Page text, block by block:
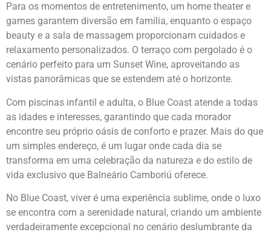
Para os momentos de entretenimento, um home theater e
games garantem diversão em família, enquanto o espaço
beauty e a sala de massagem proporcionam cuidados e
relaxamento personalizados. O terraço com pergolado é o
cenário perfeito para um Sunset Wine, aproveitando as
vistas panorâmicas que se estendem até o horizonte.
Com piscinas infantil e adulta, o Blue Coast atende a todas
as idades e interesses, garantindo que cada morador
encontre seu próprio oásis de conforto e prazer. Mais do que
um simples endereço, é um lugar onde cada dia se
transforma em uma celebração da natureza e do estilo de
vida exclusivo que Balneário Camboriú oferece.
No Blue Coast, viver é uma experiência sublime, onde o luxo
se encontra com a serenidade natural, criando um ambiente
verdadeiramente excepcional no cenário deslumbrante da